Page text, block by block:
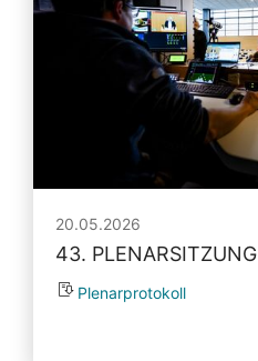
20.05.2026
43. PLENARSITZUNG
Plenarprotokoll